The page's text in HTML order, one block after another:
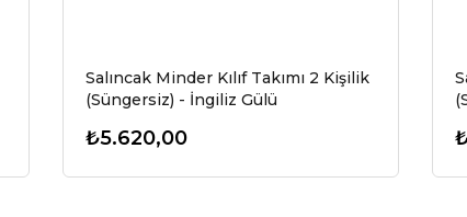
Salıncak Minder Kılıf Takımı 2 Kişilik
(Süngersiz) - İngiliz Gülü
₺5.620,00